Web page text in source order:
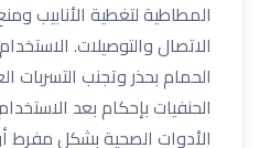
المطاطية لتغطية الأنابيب
الاتصال والتوصيلات.
الحمام بحذر وتجنب التسربات
الحنفيات بإحكام بعد
الأدوات الصحية بشكل مفرط